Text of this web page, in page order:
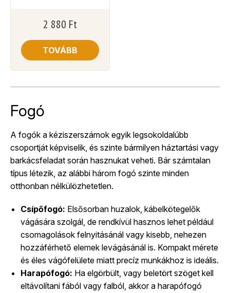
2 880 Ft
TOVÁBB
Fogó
A fogók a kéziszerszámok egyik legsokoldalúbb
csoportját képviselik, és szinte bármilyen háztartási vagy
barkácsfeladat során hasznukat veheti. Bár számtalan
típus létezik, az alábbi három fogó szinte minden
otthonban nélkülözhetetlen.
Csípőfogó: Elsősorban huzalok, kábelkötegelők
vágására szolgál, de rendkívül hasznos lehet például
csomagolások felnyitásánál vagy kisebb, nehezen
hozzáférhető elemek levágásánál is. Kompakt mérete
és éles vágófelülete miatt precíz munkákhoz is ideális.
Harapófogó: Ha elgörbült, vagy beletört szöget kell
eltávolítani fából vagy falból, akkor a harapófogó